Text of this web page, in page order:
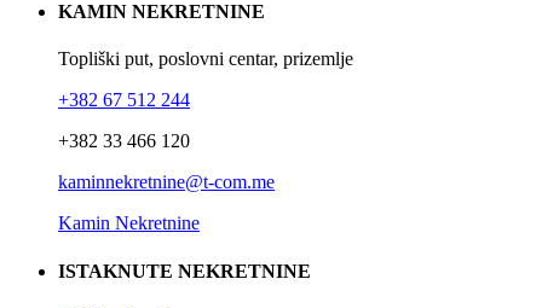
KAMIN NEKRETNINE
Topliški put, poslovni centar, prizemlje
+382 67 512 244
+382 33 466 120
kaminnekretnine@t-com.me
Kamin Nekretnine
ISTAKNUTE NEKRETNINE